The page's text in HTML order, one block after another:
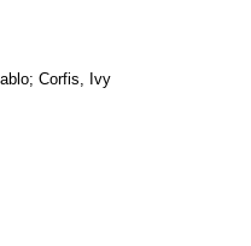
Corfis, Ivy